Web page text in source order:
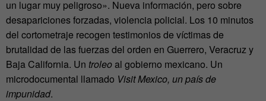
un lugar muy peligroso». Nueva información, pero sobre
desapariciones forzadas, violencia policial. Los 10 minutos
del cortometraje recogen testimonios de víctimas de
brutalidad de las fuerzas del orden en Guerrero, Veracruz y
Baja California. Un troleoal gobierno mexicano. Un
microdocumental llamado Visit Mexico, un país de
impunidad.